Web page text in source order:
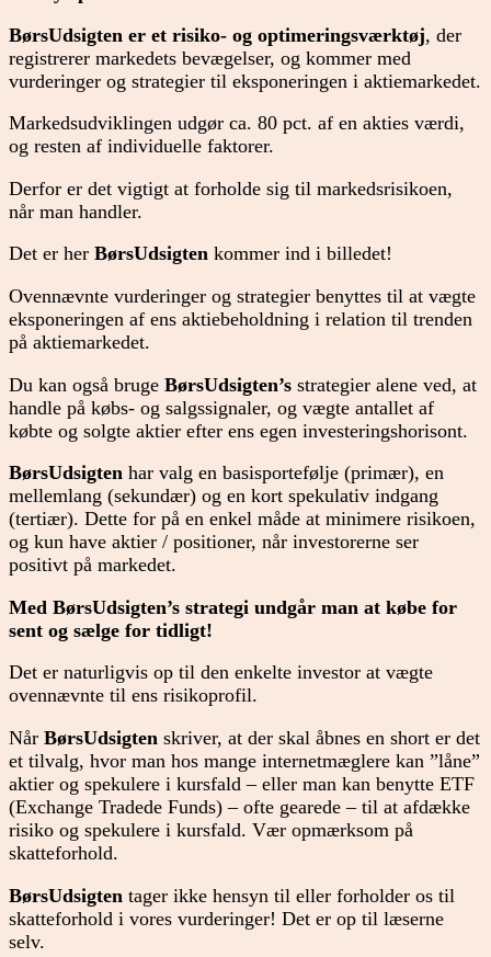
BørsUdsigten er et risiko- og optimeringsværktøj, der
registrerer markedets bevægelser, og kommer med
vurderinger og strategier til eksponeringen i aktiemarkedet.
Markedsudviklingen udgør ca. 80 pct. af en akties værdi,
og resten af individuelle faktorer.
Derfor er det vigtigt at forholde sig til markedsrisikoen,
når man handler.
Det er her BørsUdsigten kommer ind i billedet!
Ovennævnte vurderinger og strategier benyttes til at vægte
eksponeringen af ens aktiebeholdning i relation til trenden
på aktiemarkedet.
Du kan også bruge BørsUdsigten’s strategier alene ved, at
handle på købs- og salgssignaler, og vægte antallet af
købte og solgte aktier efter ens egen investeringshorisont.
BørsUdsigten har valg en basisportefølje (primær), en
mellemlang (sekundær) og en kort spekulativ indgang
(tertiær). Dette for på en enkel måde at minimere risikoen,
og kun have aktier / positioner, når investorerne ser
positivt på markedet.
Med BørsUdsigten’s strategi undgår man at købe for
sent og sælge for tidligt!
Det er naturligvis op til den enkelte investor at vægte
ovennævnte til ens risikoprofil.
Når BørsUdsigten skriver, at der skal åbnes en short er det
et tilvalg, hvor man hos mange internetmæglere kan ”låne”
aktier og spekulere i kursfald – eller man kan benytte ETF
(Exchange Tradede Funds) – ofte gearede – til at afdække
risiko og spekulere i kursfald. Vær opmærksom på
skatteforhold.
BørsUdsigten tager ikke hensyn til eller forholder os til
skatteforhold i vores vurderinger! Det er op til læserne
selv.